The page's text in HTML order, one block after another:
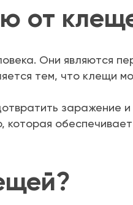
от
Они являются
тем, что клещи
заражение